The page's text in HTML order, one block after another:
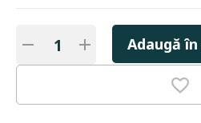
Adaugă în